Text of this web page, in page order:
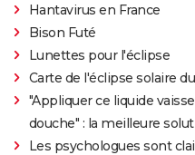
Hantavirus en France
Bison Futé
Lunettes pour l'éclipse
Carte de l'éclipse solaire
"Appliquer ce liquide
douche" : la meilleure
Les psychologues sont